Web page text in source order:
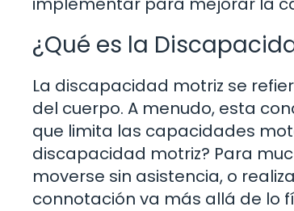
¿Qué es la
La discapacidad motriz se
del cuerpo. A menudo, esta
que limita las capacidades
discapacidad motriz? Para
moverse sin asistencia, o
connotación va más allá de lo